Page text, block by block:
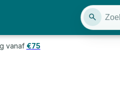
vanaf €75